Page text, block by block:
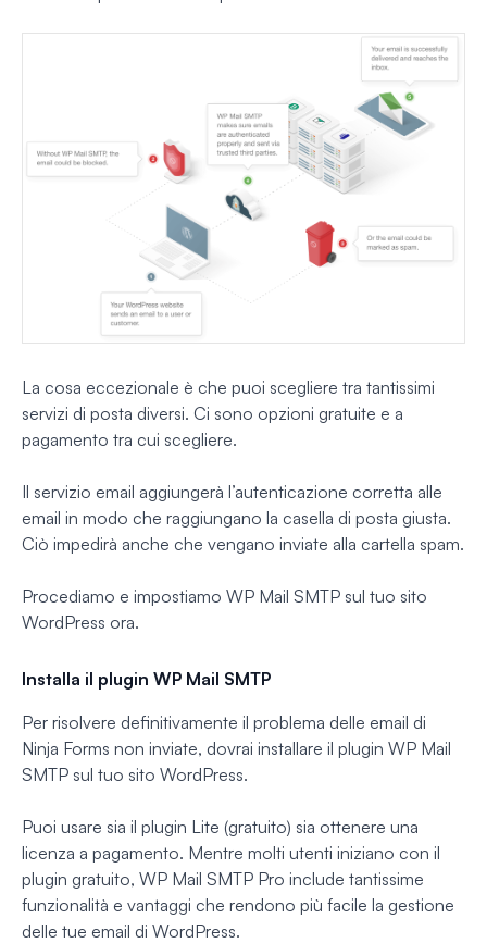
La cosa eccezionale è che puoi scegliere tra tantissimi
servizi di posta diversi. Ci sono opzioni gratuite e a
pagamento tra cui scegliere.
Il servizio email aggiungerà l’autenticazione corretta alle
email in modo che raggiungano la casella di posta giusta.
Ciò impedirà anche che vengano inviate alla cartella spam.
Procediamo e impostiamo WP Mail SMTP sul tuo sito
WordPress ora.
Installa il plugin WP Mail SMTP
Per risolvere definitivamente il problema delle email di
Ninja Forms non inviate, dovrai installare il plugin WP Mail
SMTP sul tuo sito WordPress.
Puoi usare sia il plugin Lite (gratuito) sia ottenere una
licenza a pagamento. Mentre molti utenti iniziano con il
plugin gratuito, WP Mail SMTP Pro include tantissime
funzionalità e vantaggi che rendono più facile la gestione
delle tue email di WordPress.